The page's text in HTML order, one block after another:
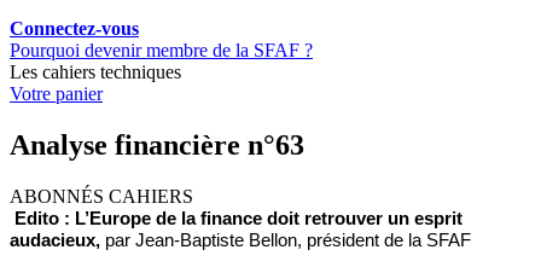
Connectez-vous
Pourquoi devenir membre de la SFAF ?
Les cahiers techniques
Votre panier
Analyse financière n°63
ABONNÉS CAHIERS
Edito : L’Europe de la finance doit retrouver un esprit
audacieux, par Jean-Baptiste Bellon, président de la SFAF